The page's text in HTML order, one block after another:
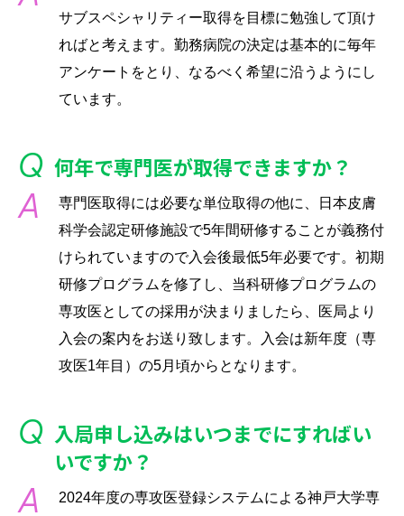
サブスペシャリティー取得を目標に勉強して頂け
ればと考えます。勤務病院の決定は基本的に毎年
アンケートをとり、なるべく希望に沿うようにし
ています。
何年で専門医が取得できますか？
専門医取得には必要な単位取得の他に、日本皮膚
科学会認定研修施設で5年間研修することが義務付
けられていますので入会後最低5年必要です。初期
研修プログラムを修了し、当科研修プログラムの
専攻医としての採用が決まりましたら、医局より
入会の案内をお送り致します。入会は新年度（専
攻医1年目）の5月頃からとなります。
入局申し込みはいつまでにすればい
いですか？
2024年度の専攻医登録システムによる神戸大学専